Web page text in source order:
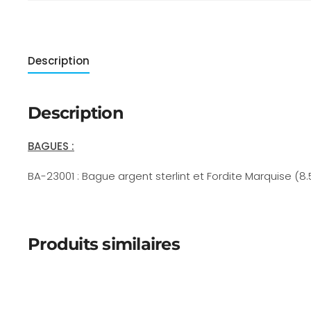
Description
Description
BAGUES :
BA-23001 : Bague argent sterlint et Fordite Marquise
Produits similaires